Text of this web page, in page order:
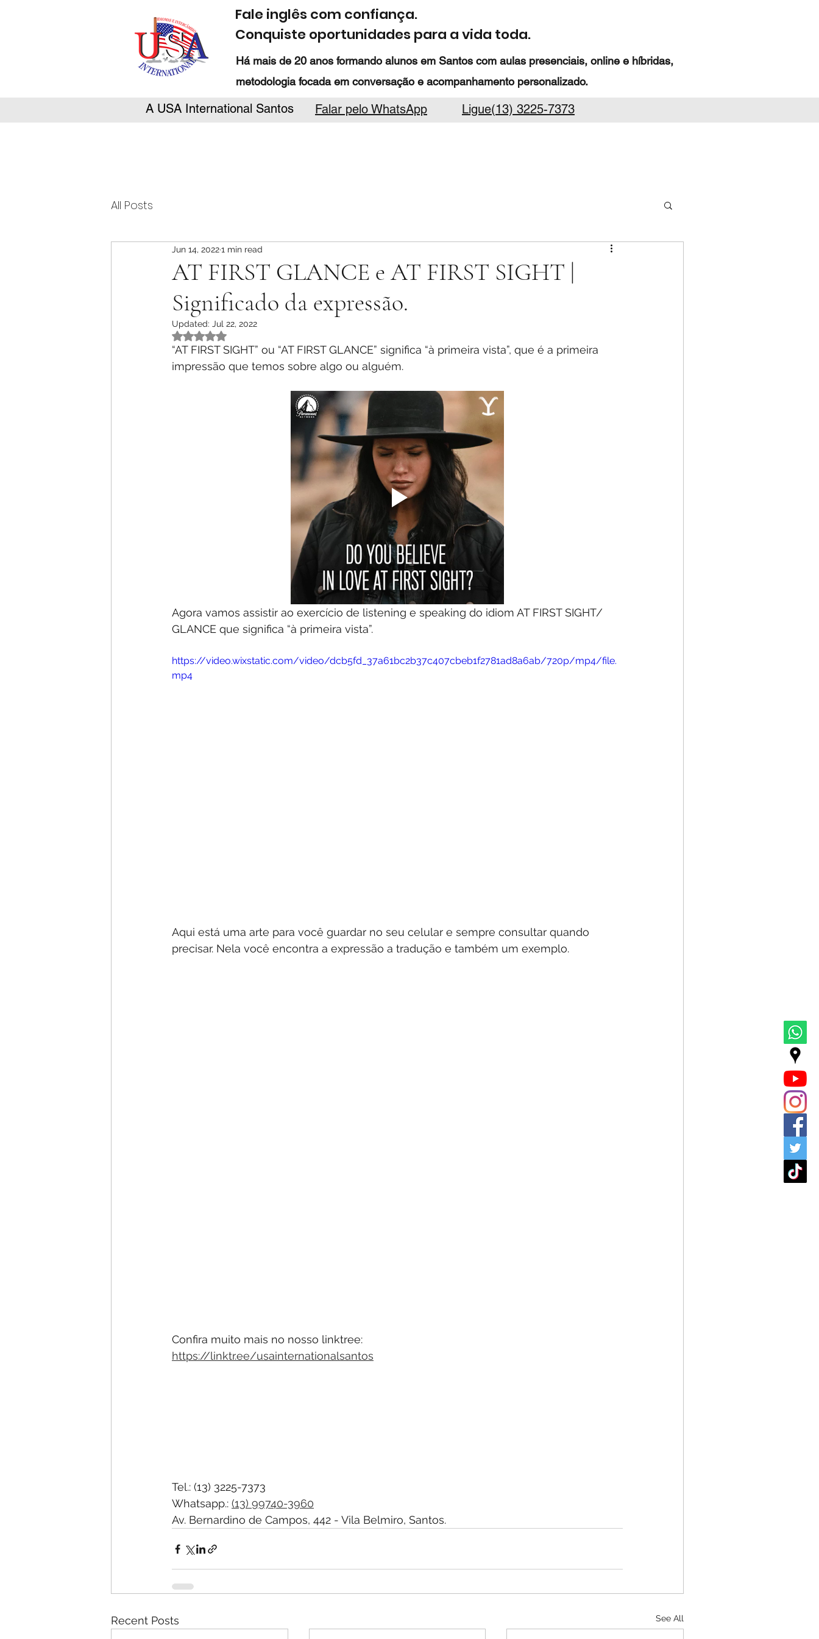
Fale inglês com confiança.
Conquiste oportunidades para a vida toda.
Há mais de 20 anos formando alunos em Santos com aulas presenciais, online e híbridas,
metodologia focada em conversação e acompanhamento personalizado.
A USA International Santos Falar pelo WhatsApp Ligue(13) 3225-7373
All Posts
AT FIRST GLANCE e AT FIRST SIGHT |
Significado da expressão.
Jun 14, 20221 min read
Updated: Jul 22, 2022
Rated NaN out of 5 stars.
“AT FIRST SIGHT” ou “AT FIRST GLANCE” significa “à primeira vista”, que é a primeira
impressão que temos sobre algo ou alguém.
Agora vamos assistir ao exercício de listening e speaking do idiom AT FIRST SIGHT/
GLANCE que significa “à primeira vista”.
https://video.wixstatic.com/video/dcb5fd_37a61bc2b37c407cbeb1f2781ad8a6ab/720p/mp4/file.
mp4
Aqui está uma arte para você guardar no seu celular e sempre consultar quando
precisar. Nela você encontra a expressão a tradução e também um exemplo.
Confira muito mais no nosso linktree:
https://linktr.ee/usainternationalsantos
Tel.: (13) 3225-7373
Whatsapp.: (13) 99740-3960
Av. Bernardino de Campos, 442 - Vila Belmiro, Santos.
Recent Posts See All